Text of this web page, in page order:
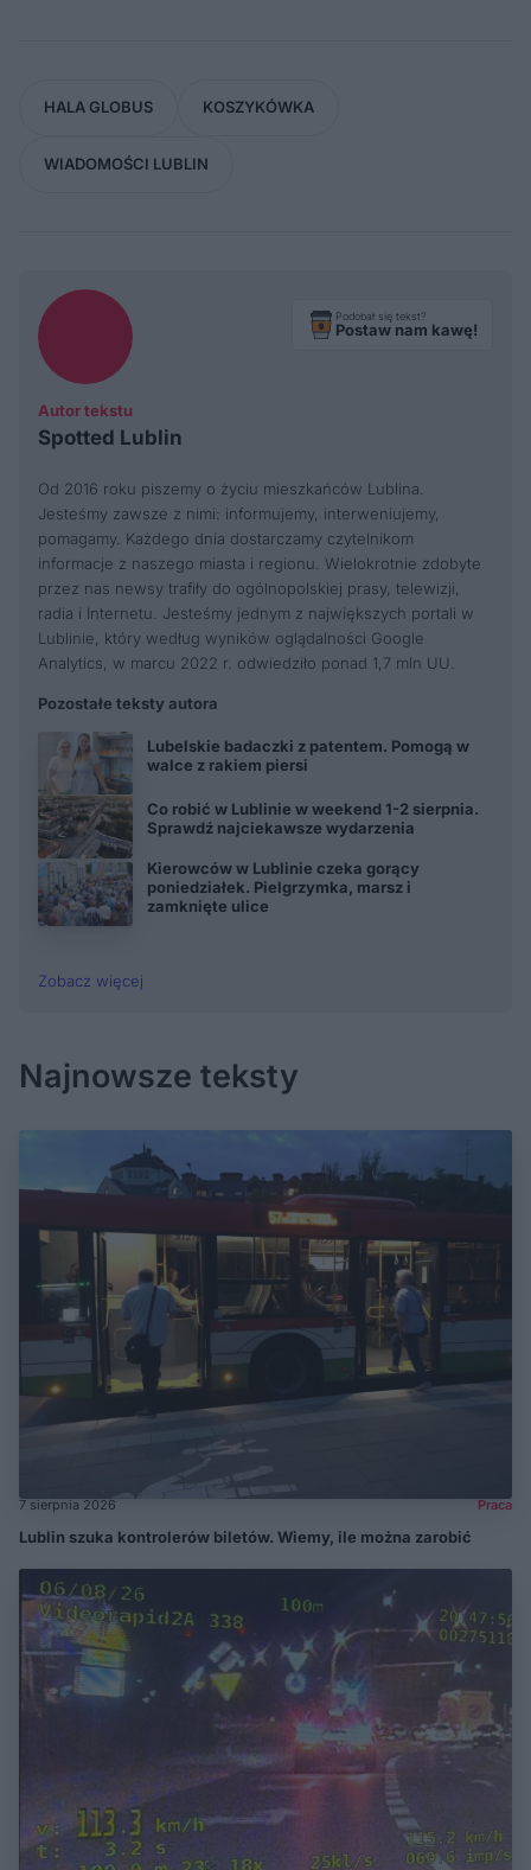
HALA GLOBUS KOSZYKÓWKA
WIADOMOŚCI LUBLIN
Autor tekstu
Spotted Lublin
Podobał się tekst?
Postaw nam kawę!
Od 2016 roku piszemy o życiu mieszkańców Lublina.
Jesteśmy zawsze z nimi: informujemy, interweniujemy,
pomagamy. Każdego dnia dostarczamy czytelnikom
informacje z naszego miasta i regionu. Wielokrotnie zdobyte
przez nas newsy trafiły do ogólnopolskiej prasy, telewizji,
radia i Internetu. Jesteśmy jednym z największych portali w
Lublinie, który według wyników oglądalności Google
Analytics, w marcu 2022 r. odwiedziło ponad 1,7 mln UU.
Pozostałe teksty autora
Lubelskie badaczki z patentem. Pomogą w
walce z rakiem piersi
Co robić w Lublinie w weekend 1-2 sierpnia.
Sprawdź najciekawsze wydarzenia
Kierowców w Lublinie czeka gorący
poniedziałek. Pielgrzymka, marsz i
zamknięte ulice
Zobacz więcej
Najnowsze teksty
7 sierpnia 2026 Praca
Lublin szuka kontrolerów biletów. Wiemy, ile można zarobić